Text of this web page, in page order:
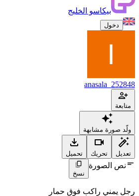
بيكاسو الخليج
دخول
anasala_252848
متابعة
ولّد صورة مشابهة
تعديل تحريك تحميل
نص الصورة
نسخ
رجل يمني راكب فوق حمار